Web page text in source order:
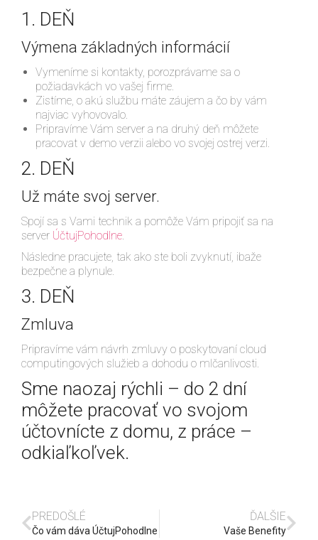
1. DEŇ
Výmena základných informácií
Vymeníme si kontakty, porozprávame sa o
požiadavkách vo vašej firme.
Zistíme, o akú službu máte záujem a čo by vám
najviac vyhovovalo.
Pripravíme Vám server a na druhý deň môžete
pracovat v demo verzii alebo vo svojej ostrej verzi.
2. DEŇ
Už máte svoj server.
Spojí sa s Vami technik a pomôže Vám pripojiť sa na
server ÚčtujPohodlne
Následne pracujete, tak ako ste boli zvyknutí, ibaže
bezpečne a plynule.
3. DEŇ
Zmluva
Pripravíme vám návrh zmluvy o poskytovaní cloud
computingových služieb a dohodu o mlčanlivosti.
Sme naozaj rýchli – do 2 dní
môžete pracovať vo svojom
účtovnícte z domu, z práce –
odkiaľkoľvek.
PREDOŠLÉ
Čo vám dáva ÚčtujPohodlne
ĎALŠIE
Vaše Benefity